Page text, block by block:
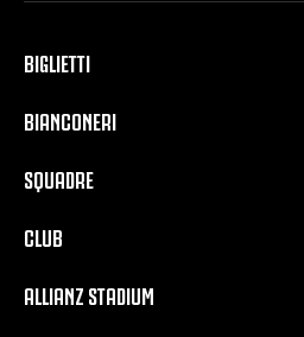
BIGLIETTI
BIANCONERI
SQUADRE
CLUB
ALLIANZ STADIUM